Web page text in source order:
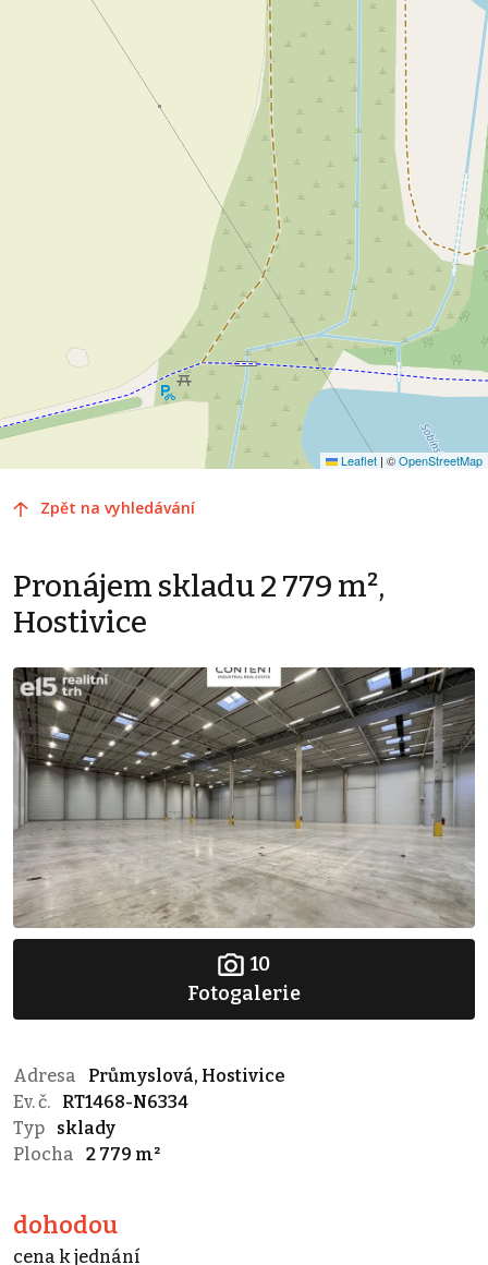
Leaflet | ©OpenStreetMap
Zpět na vyhledávání
Pronájem skladu 2 779 m²,
Hostivice
10
Fotogalerie
Adresa
Průmyslová, Hostivice
Ev. č.
RT1468-N6334
Typ
sklady
Plocha
2 779 m²
dohodou
cena k jednání